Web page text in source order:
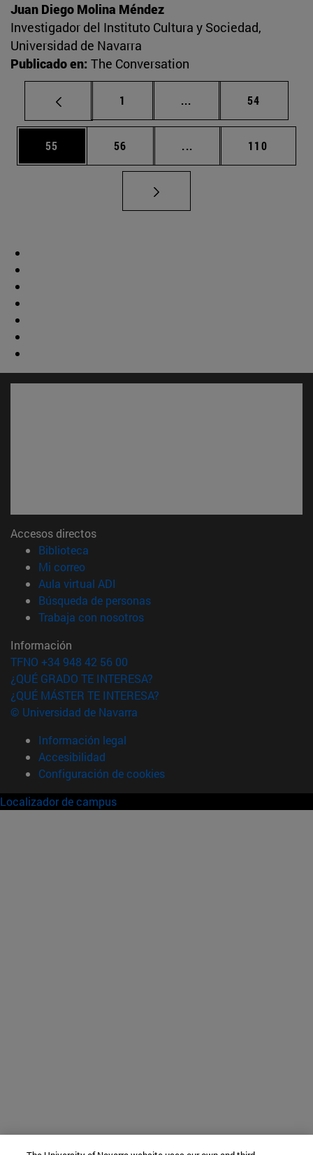
Juan Diego Molina Méndez
Investigador del Instituto Cultura y Sociedad,
Universidad de Navarra
Publicado en: The Conversation
Página
1 ... Páginas intermedias
Página
54
Página
55 Página
56 ... Páginas intermedias
Página
110
Accesos directos
Biblioteca
Mi correo(abre en nueva ventana)
Aula virtual ADI
Búsqueda de personas(abre en nueva ventana)
Trabaja con nosotros(abre en nueva ventana)
Información
TFNO +34 948 42 56 00
¿QUÉ GRADO TE INTERESA?
¿QUÉ MÁSTER TE INTERESA?
© Universidad de Navarra
Información legal
Accesibilidad
Configuración de cookies
Localizador de campus